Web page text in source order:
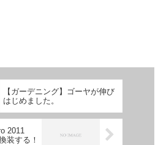
【ガーデニング】ゴーヤが伸び
はじめました。
2011
装する！